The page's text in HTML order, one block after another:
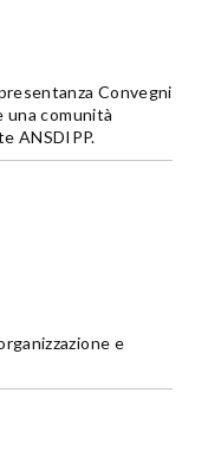
Convegni
una comunità
ANSDIPP.
e